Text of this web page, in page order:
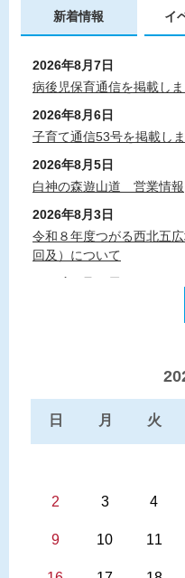
新着情報 イ
2026年8月7日
病後児保育通信を掲載し
2026年8月6日
子育て通信53号を掲載し
2026年8月5日
白神の森遊山道 営業情報
2026年8月3日
令和８年度つがる西北五
回及）について
広報あじがさわ（8月号
日 月 火
2 3 4
9 10 11